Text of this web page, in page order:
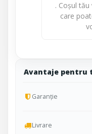
Avantaje pentru
Garanție
Livrare
. Coșul
care